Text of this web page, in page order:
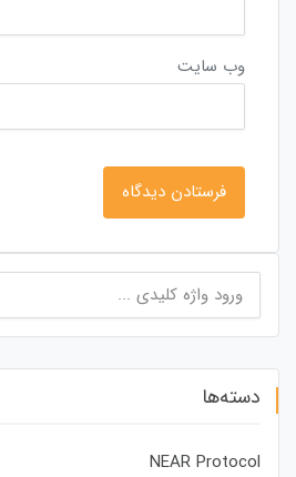
وب‌ سایت
برای:
دسته‌ها
NEAR Protocol